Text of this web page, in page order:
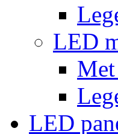
LED
LED